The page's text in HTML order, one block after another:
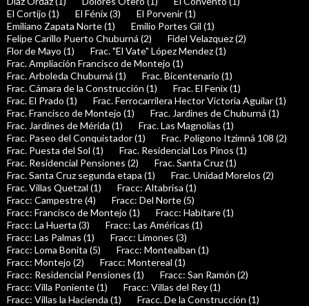
El Cortijo (1)
El Fénix (3)
El Porvenir (1)
Emiliano Zapata Norte (1)
Emilio Portes Gil (1)
Felipe Carillo Puerto Chuburná (2)
Fidel Velazquez (2)
Flor de Mayo (1)
Frac. "El Vate" López Mendez (1)
Frac. Ampliación Francisco de Montejo (1)
Frac. Arboleda Chuburná (1)
Frac. Bicentenario (1)
Frac. Cámara de la Construcción (1)
Frac. El Fenix (1)
Frac. El Prado (1)
Frac. Ferrocarrilera Hector Victoria Aguilar (1)
Frac. Francisco de Montejo (1)
Frac. Jardines de Chuburná (1)
Frac. Jardines de Mérida (1)
Frac. Las Magnolias (1)
Frac. Paseo del Conquistador (1)
Frac. Polígono Itzimná 108 (2)
Frac. Puesta del Sol (1)
Frac. Residencial Los Pinos (1)
Frac. Residencial Pensiones (2)
Frac. Santa Cruz (1)
Frac. Santa Cruz segunda etapa (1)
Frac. Unidad Morelos (2)
Frac. Villas Quetzal (1)
Fracc: Altabrisa (1)
Fracc: Campestre (4)
Fracc: Del Norte (5)
Fracc: Francisco de Montejo (1)
Fracc: Habitare (1)
Fracc: La Huerta (3)
Fracc: Las Américas (1)
Fracc: Las Palmas (1)
Fracc: Limones (3)
Fracc: Loma Bonita (5)
Fracc: Montealban (1)
Fracc: Montejo (2)
Fracc: Montereal (1)
Fracc: Residencial Pensiones (1)
Fracc: San Ramón (2)
Fracc: Villa Poniente (1)
Fracc: Villas del Rey (1)
Fracc: Villas la Hacienda (1)
Fracc. De la Construcción (1)